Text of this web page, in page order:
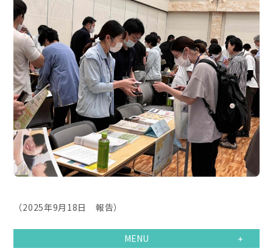
（2025年9月 18日 報告）
MENU